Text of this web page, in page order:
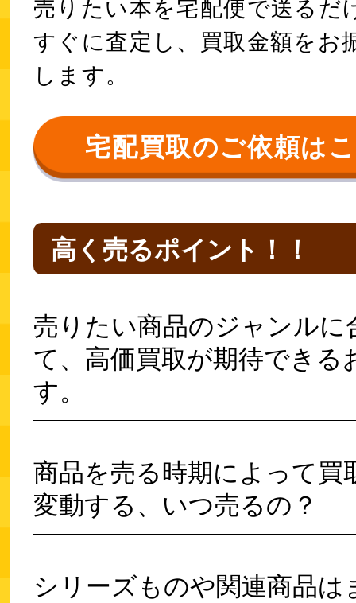
売りたい本を宅配便で送るだ
すぐに査定し、買取金額をお
します。
宅配買取のご依頼は
高く売るポイント！！
売りたい商品のジャンルに
て、高価買取が期待できる
す。
商品を売る時期によって買
変動する、いつ売るの？
シリーズものや関連商品は